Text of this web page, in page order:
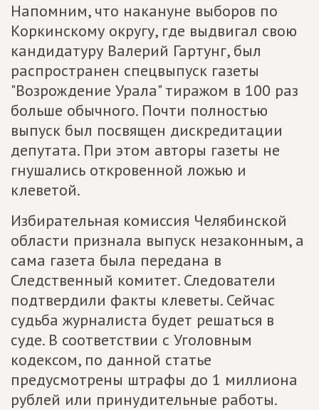
Напомним, что накануне выборов по
Коркинскому округу, где выдвигал свою
кандидатуру Валерий Гартунг, был
распространен спецвыпуск газеты
"Возрождение Урала" тиражом в 100 раз
больше обычного. Почти полностью
выпуск был посвящен дискредитации
депутата. При этом авторы газеты не
гнушались откровенной ложью и
клеветой.
Избирательная комиссия Челябинской
области признала выпуск незаконным, а
сама газета была передана в
Следственный комитет. Следователи
подтвердили факты клеветы. Сейчас
судьба журналиста будет решаться в
суде. В соответствии с Уголовным
кодексом, по данной статье
предусмотрены штрафы до 1 миллиона
рублей или принудительные работы.